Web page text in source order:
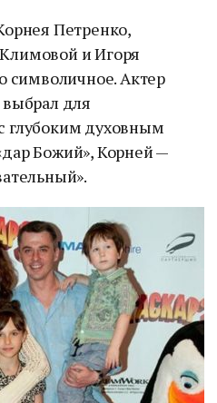
Петренко,
и Игоря
символичное. Актер
выбрал для
глубоким духовным
Божий», Корней —